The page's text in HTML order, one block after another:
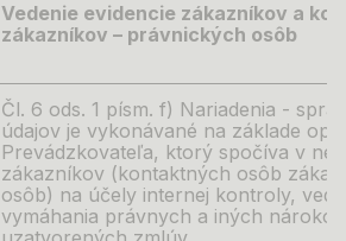
Vedenie evidencie zákazníkov a
zákazníkov – právnických osôb
Čl. 6 ods. 1 písm. f) Nariadenia -
údajov je vykonávané na základe
Prevádzkovateľa, ktorý spočíva v
zákazníkov (kontaktných osôb
osôb) na účely internej kontroly,
vymáhania právnych a iných